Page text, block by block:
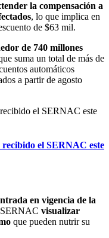
la compensación a
, lo que implica en
de $63 mil.
de 740 millones
suma un total de más de
automáticos
a partir de agosto
el SERNAC este
en vigencia de la
visualizar
que pueden nutrir su